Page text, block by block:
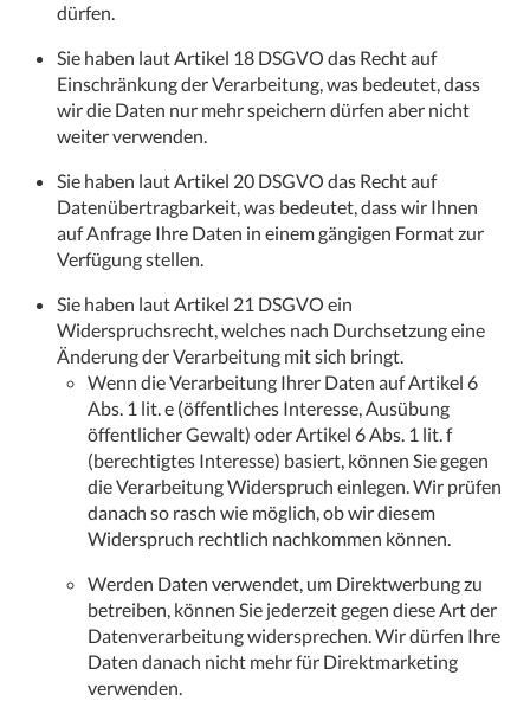
dürfen.
Sie haben laut Artikel 18 DSGVO das Recht auf
Einschränkung der Verarbeitung, was bedeutet, dass
wir die Daten nur mehr speichern dürfen aber nicht
weiter verwenden.
Sie haben laut Artikel 20 DSGVO das Recht auf
Datenübertragbarkeit, was bedeutet, dass wir Ihnen
auf Anfrage Ihre Daten in einem gängigen Format zur
Verfügung stellen.
Sie haben laut Artikel 21 DSGVO ein
Widerspruchsrecht, welches nach Durchsetzung eine
Änderung der Verarbeitung mit sich bringt.
Wenn die Verarbeitung Ihrer Daten auf Artikel 6
Abs. 1 lit. e (öffentliches Interesse, Ausübung
öffentlicher Gewalt) oder Artikel 6 Abs. 1 lit. f
(berechtigtes Interesse) basiert, können Sie gegen
die Verarbeitung Widerspruch einlegen. Wir prüfen
danach so rasch wie möglich, ob wir diesem
Widerspruch rechtlich nachkommen können.
Werden Daten verwendet, um Direktwerbung zu
betreiben, können Sie jederzeit gegen diese Art der
Datenverarbeitung widersprechen. Wir dürfen Ihre
Daten danach nicht mehr für Direktmarketing
verwenden.